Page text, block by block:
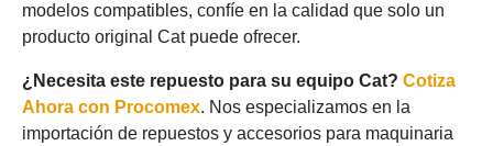
modelos compatibles, confíe en la calidad que solo un
producto original Cat puede ofrecer.
¿Necesita este repuesto para su equipo Cat? Cotiza
Ahora con Procomex. Nos especializamos en la
importación de repuestos y accesorios para maquinaria